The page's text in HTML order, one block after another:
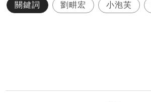
關鍵詞 劉畊宏 小泡芙